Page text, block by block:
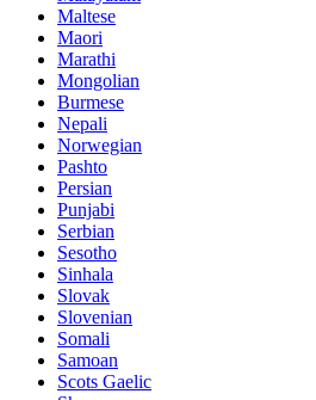
Maltese
Maori
Marathi
Mongolian
Burmese
Nepali
Norwegian
Pashto
Persian
Punjabi
Serbian
Sesotho
Sinhala
Slovak
Slovenian
Somali
Samoan
Scots Gaelic